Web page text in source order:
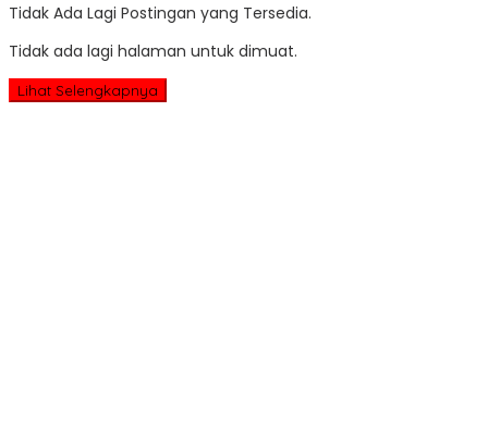
Tidak Ada Lagi Postingan yang Tersedia.
Tidak ada lagi halaman untuk dimuat.
Lihat Selengkapnya